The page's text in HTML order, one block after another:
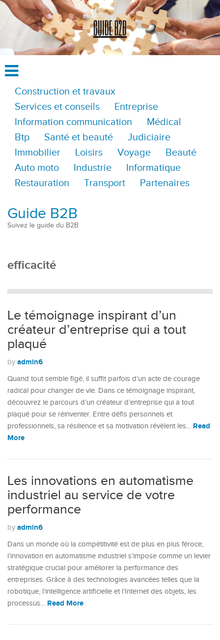
Construction et travaux
Services et conseils
Entreprise
Information communication
Médical
Btp
Santé et beauté
Judiciaire
Immobilier
Loisirs Voyage
Beauté
Auto moto
Industrie
Informatique
Restauration
Transport Partenaires
Guide B2B
Suivez le guide du B2B
efficacité
Le témoignage inspirant d’un
créateur d’entreprise qui a tout
plaqué
by admin6
Quand tout semble figé, il suffit parfois d’un acte de courage
radical pour changer de vie. Dans ce témoignage inspirant,
découvrez le parcours d’un créateur d’entreprise qui a tout
plaqué pour se réinventer. Entre défis personnels et
professionnels, sa résilience et sa motivation révèlent les… Read
More
Les innovations en automatisme
industriel au service de votre
performance
by admin6
Dans un monde où la compétitivité est de plus en plus féroce,
l’innovation en automatisme industriel s’impose comme un levier
stratégique crucial pour améliorer la performance des
entreprises. Grâce à des technologies avancées telles que la
robotique, l’intelligence artificielle et l’Internet des objets, les
processus… Read More